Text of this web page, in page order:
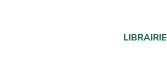
LIBRAIRIE